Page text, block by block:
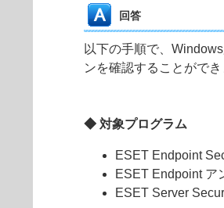
回答
以下の手順で、
ンを確認することができ
◆ 対象プログラム
ESET Endpoint
ESET Endpoint ア
ESET Server